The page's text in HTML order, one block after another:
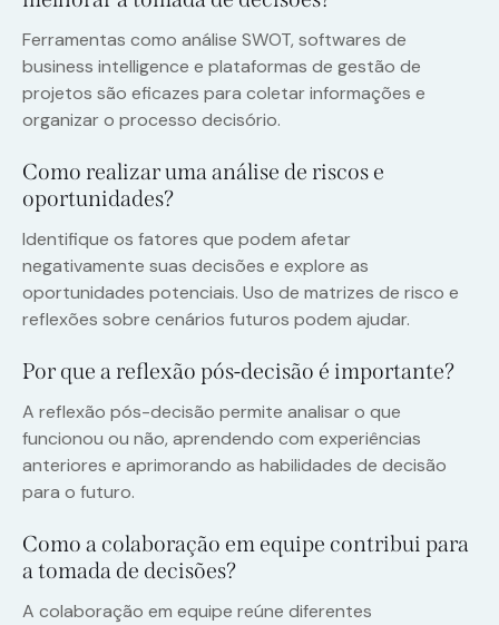
Ferramentas como análise SWOT, softwares de
business intelligence e plataformas de gestão de
projetos são eficazes para coletar informações e
organizar o processo decisório.
Como realizar uma análise de riscos e
oportunidades?
Identifique os fatores que podem afetar
negativamente suas decisões e explore as
oportunidades potenciais. Uso de matrizes de risco e
reflexões sobre cenários futuros podem ajudar.
Por que a reflexão pós-decisão é importante?
A reflexão pós-decisão permite analisar o que
funcionou ou não, aprendendo com experiências
anteriores e aprimorando as habilidades de decisão
para o futuro.
Como a colaboração em equipe contribui para
a tomada de decisões?
A colaboração em equipe reúne diferentes